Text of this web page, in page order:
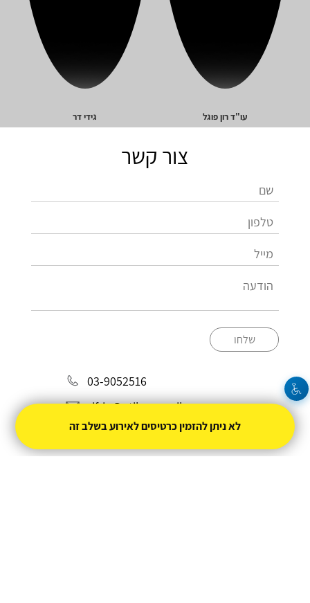
עו"ד רון פוגל גידי דר
צור קשר
שלחו
03-9052516
sifria@ptikva.org.il
לא ניתן להזמין כרטיסים לאירוע בשלב זה